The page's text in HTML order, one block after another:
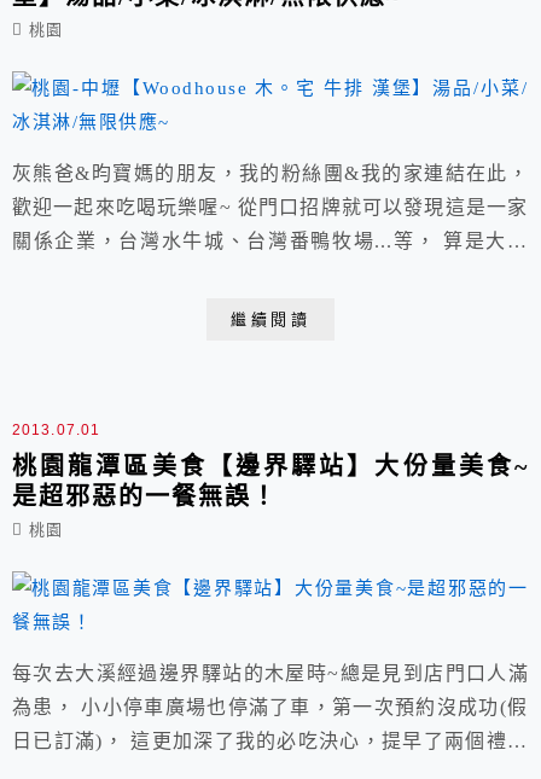
桃園
灰熊爸&昀寶媽的朋友，我的粉絲團&我的家連結在此，
歡迎一起來吃喝玩樂喔~ 從門口招牌就可以發現這是一家
關係企業，台灣水牛城、台灣番鴨牧場...等， 算是大眾
致好評下來嚐鮮看看。 營業時間(週一~週五)：
繼續閱讀
2013.07.01
桃園龍潭區美食【邊界驛站】大份量美食~
是超邪惡的一餐無誤！
桃園
每次去大溪經過邊界驛站的木屋時~總是見到店門口人滿
為患， 小小停車廣場也停滿了車，第一次預約沒成功(假
日已訂滿)， 這更加深了我的必吃決心，提早了兩個禮拜